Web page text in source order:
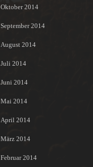
Oktober 2014
September 2014
August 2014
Juli 2014
Juni 2014
Mai 2014
April 2014
März 2014
Februar 2014